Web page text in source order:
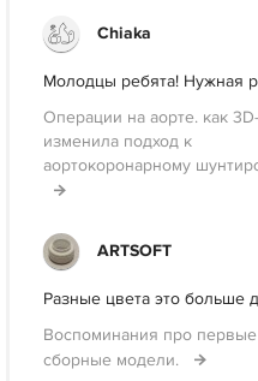
Chiaka
Молодцы ребята! Нужная
Операции на аорте. как
изменила подход к
аортокоронарному
ARTSOFT
Разные цвета это больше
Воспоминания про первые
сборные модели.